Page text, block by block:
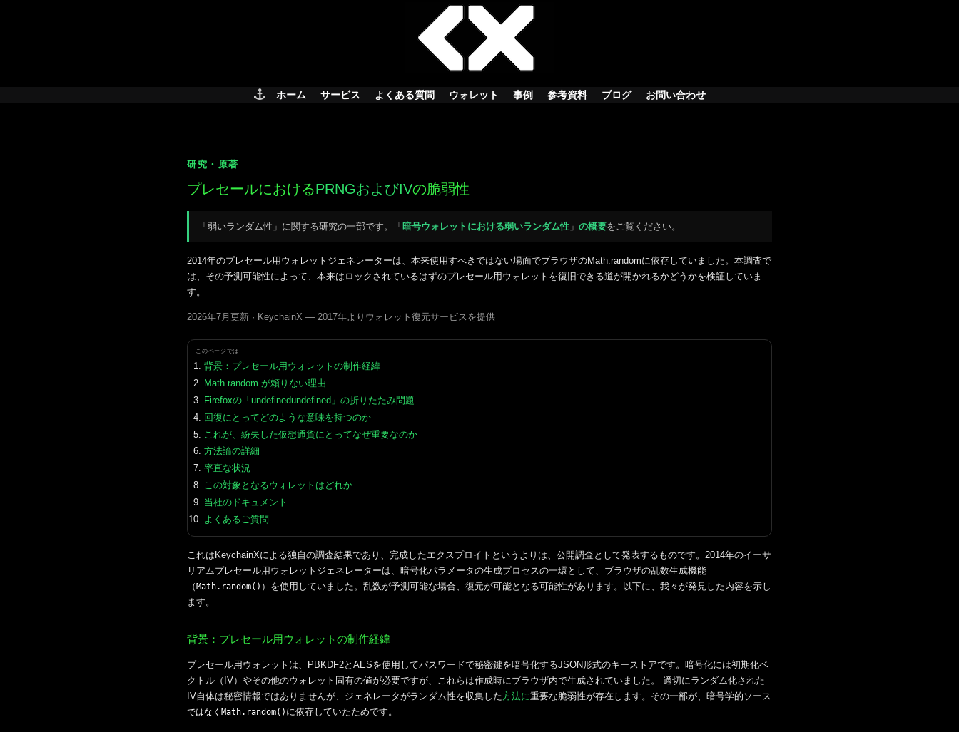
ホーム サービス よくある質問 ウォレット 事例 参考資料 ブログ お問い合わせ
研究・原著
プレセールにおけるPRNGおよびIVの脆弱性
「弱いランダム性」に関する研究の一部です。「暗号ウォレットにおける弱いランダム性 」 の概要をご覧ください。
2014年のプレセール用ウォレットジェネレーターは、本来使用すべきではない場面でブラウザのMath.randomに依存していました。本調査で
は、その予測可能性によって、本来はロックされているはずのプレセール用ウォレットを復旧できる道が開かれるかどうかを検証していま
す。
2026年7月更新 · KeychainX — 2017年よりウォレット復元サービスを提供
このページでは
背景：プレセール用ウォレットの制作経緯
Math.random が頼りない理由
Firefoxの「undefinedundefined」の折りたたみ問題
回復にとってどのような意味を持つのか
これが、紛失した仮想通貨にとってなぜ重要なのか
方法論の詳細
率直な状況
この対象となるウォレットはどれか
当社のドキュメント
よくあるご質問
これはKeychainXによる独自の調査結果であり、完成したエクスプロイトというよりは、公開調査として発表するものです。2014年のイーサ
リアムプレセール用ウォレットジェネレーターは、暗号化パラメータの生成プロセスの一環として、ブラウザの乱数生成機能
（Math.random() ）を使用していました。乱数が予測可能な場合、復元が可能となる可能性があります。以下に、我々が発見した内容を示し
ます。
背景：プレセール用ウォレットの制作経緯
プレセール用ウォレットは、PBKDF2とAESを使用してパスワードで秘密鍵を暗号化するJSON形式のキーストアです。暗号化には初期化ベ
クトル（IV）やその他のウォレット固有の値が必要ですが、これらは作成時にブラウザ内で生成されていました。 適切にランダム化された
IV自体は秘密情報ではありませんが、ジェネレータがランダム性を収集した方法に重要な脆弱性が存在します。その一部が、暗号学的ソース
ではなくMath.random() に依存していたためです。